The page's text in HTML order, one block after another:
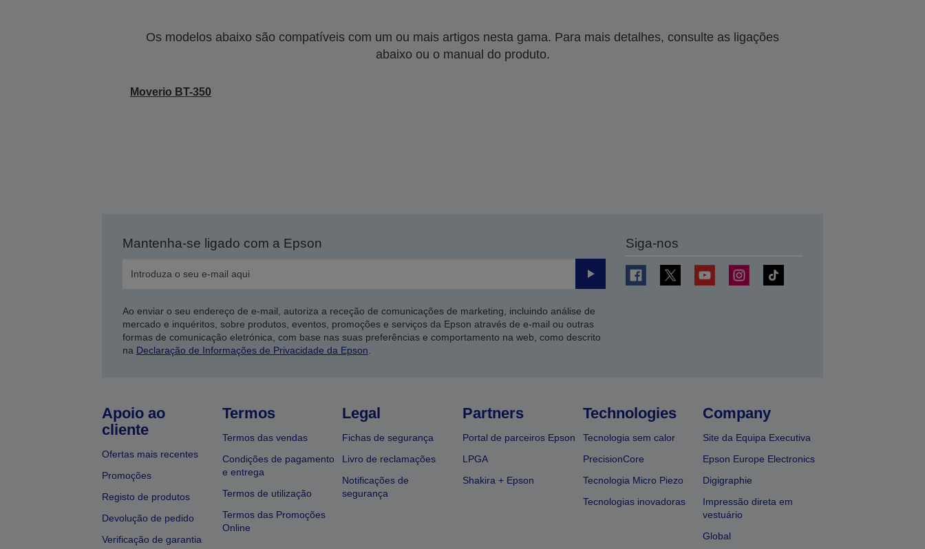
Os modelos abaixo são compatíveis com um ou mais artigos nesta gama. Para mais detalhes, consulte as ligações
abaixo ou o manual do produto.
Moverio BT-350
Mantenha-se ligado com a Epson
Enviar
Ao enviar o seu endereço de e-mail, autoriza a receção de comunicações de marketing, incluindo análise de
mercado e inquéritos, sobre produtos, eventos, promoções e serviços da Epson através de e-mail ou outras
formas de comunicação eletrónica, com base nas suas preferências e comportamento na web, como descrito
na Declaração de Informações de Privacidade da Epson
Siga-nos
Apoio ao
cliente
Ofertas mais recentes
Promoções
Registo de produtos
Devolução de pedido
Verificação de garantia
Termos
Termos das vendas
Condições de pagamento
e entrega
Termos de utilização
Termos das Promoções
Online
Legal
Fichas de segurança
Livro de reclamações
Notificações de
segurança
Partners
Portal de parceiros Epson
LPGA
Shakira + Epson
Technologies
Tecnologia sem calor
PrecisionCore
Tecnologia Micro Piezo
Tecnologias inovadoras
Company
Site da Equipa Executiva
Epson Europe Electronics
Digigraphie
Impressão direta em
vestuário
Global